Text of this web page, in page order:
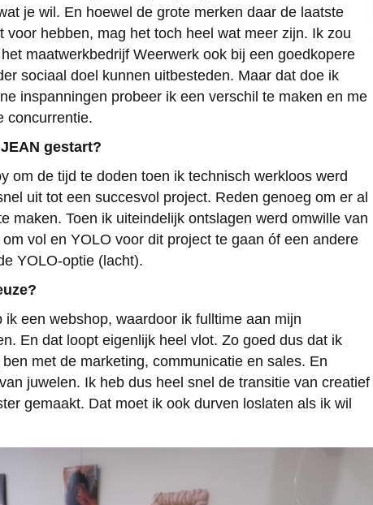
je wil. En hoewel de grote merken daar de laatste
voor hebben, mag het toch heel wat meer zijn. Ik zou
maatwerkbedrijf Weerwerk ook bij een goedkopere
sociaal doel kunnen uitbesteden. Maar dat doe ik
inspanningen probeer ik een verschil te maken en me
concurrentie.
gestart?
om de tijd te doden toen ik technisch werkloos werd
uit tot een succesvol project. Reden genoeg om er al
maken. Toen ik uiteindelijk ontslagen werd omwille van
vol en YOLO voor dit project te gaan óf een andere
YOLO-optie (lacht).
een webshop, waardoor ik fulltime aan mijn
En dat loopt eigenlijk heel vlot. Zo goed dus dat ik
met de marketing, communicatie en sales. En
juwelen. Ik heb dus heel snel de transitie van creatief
gemaakt. Dat moet ik ook durven loslaten als ik wil